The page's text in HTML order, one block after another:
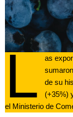
L
as
de su
(+35%)
el Ministerio de